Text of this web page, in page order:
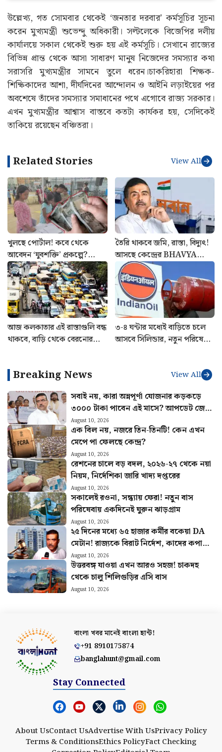
উল্লেখ্য, গত সোমবার থেকেই ‘জনতার দরবার’ কর্মসূচির সূচনা
করেন মুখ্যমন্ত্রী শুভেন্দু অধিকারী। সল্টলেকে বিজেপির দলীয়
কার্যালয়ে সকাল থেকেই শুরু হয় এই কর্মসূচি। সেখানে রাজ্যের
বিভিন্ন প্রান্ত থেকে আসা সাধারণ মানুষ নিজেদের সমস্যার কথা
সরাসরি মুখ্যমন্ত্রীর সামনে তুলে ধরেন।চাকরিহারা শিক্ষক-
শিক্ষিকাদের আশা, দীর্ঘদিনের আন্দোলন ও আইনি লড়াইয়ের পর
অবশেষে তাঁদের সমস্যার সমাধানের পথে এগোবে রাজ্য সরকার।
এখন মুখ্যমন্ত্রীর আশ্বাস বাস্তবে কতটা কার্যকর হয়, সেদিকেই
তাকিয়ে রয়েছেন বঞ্চিতরা।
Related Stories View All
খুলছে পোর্টাল! কবে থেকে
আবেদন ‘যুবশক্তি’ প্রকল্পে?
সর্বশেষ আপডেট
তৈরি থাকবে জমি, রাস্তা, বিদ্যুৎ!
আসছে কেন্দ্রের BHAVYA
প্রকল্প, কেন এত গুরুত্ব পাচ্ছে
বাংলা?
আজ কলকাতার এই রাস্তাগুলি বন্ধ
থাকবে, বাড়ি থেকে বেরনোর
৩-৪ ঘন্টার মধ্যেই বাড়িতে চলে
আসবে সিলিন্ডার, নতুন পরিষেবা
Breaking News View All
সবাই নয়, কারা অন্নপূর্ণা যোজনার কড়কড়ে
৩০০০ টাকা পাবেন এই মাসে? আপডেট জেনে
নিন
August 10, 2026
এক বিল নয়, নজরে তিন-তিনটি! কেন এখন
মেপে পা ফেলছে কেন্দ্র?
August 10, 2026
রেশনের চালে বড় বদল, ২০২৬-২৭ থেকে নয়া
নিয়ম, নির্দেশিকা জারি খাদ্য দপ্তরের
August 10, 2026
সকালেই রওনা, সন্ধ্যায় ফেরা! নতুন বাস
পরিষেবায় একদিনেই ঘুরুন ঝাড়গ্রাম
August 10, 2026
২৫ দিনের মধ্যে ৬৫ হাজার কর্মীর বকেয়া DA
মেটান! রাজ্যকে বিরাট নির্দেশ, কাদের কপাল
খুলল?
August 10, 2026
উত্তরবঙ্গ যাওয়া এখন আরও সহজ! চাকদহ
থেকে চালু শিলিগুড়ির এসি বাস
August 10, 2026
বাংলা খবর মানেইবাংলা হান্ট!
+91 8910175874
banglahunt@gmail.com
Stay Connected
About UsContact UsAdvertise With UsPrivacy Policy
Terms & ConditionsEthics PolicyFact Checking